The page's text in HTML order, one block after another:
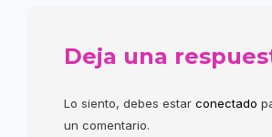
Deja una
Lo siento, debes estar conectado
un comentario.